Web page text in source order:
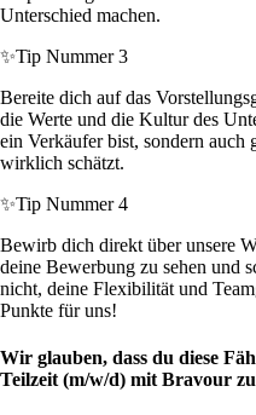
Unterschied machen.
✨Tip Nummer 3
Bereite dich auf das
die Werte und die Kultur des
ein Verkäufer bist, sondern auch
wirklich schätzt.
✨Tip Nummer 4
Bewirb dich direkt über unsere
deine Bewerbung zu sehen und
nicht, deine Flexibilität und
Punkte für uns!
Wir glauben, dass du diese
Teilzeit (m/w/d) mit Bravour zu